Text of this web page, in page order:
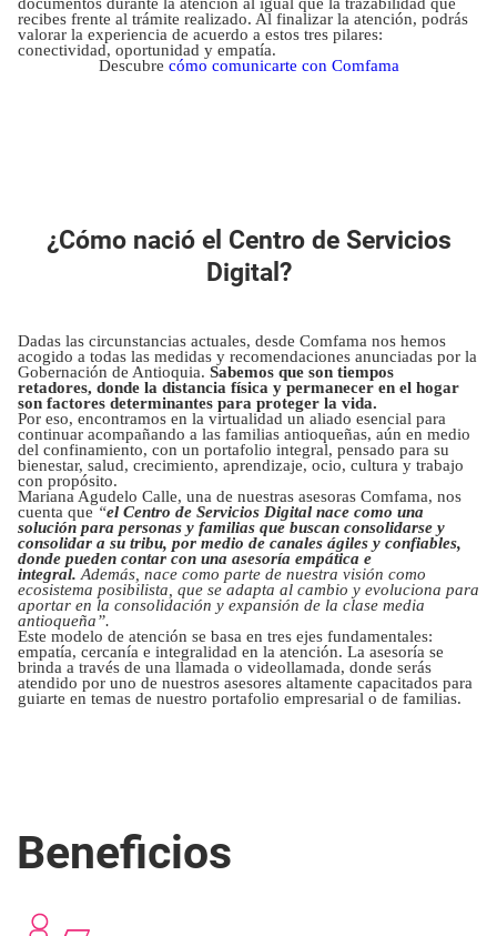
recibes frente al trámite realizado. Al finalizar la atención, podrás
valorar la experiencia de acuerdo a estos tres pilares:
conectividad, oportunidad y empatía.
Descubre cómo comunicarte con Comfama
¿Cómo nació el Centro de Servicios
Digital?
Dadas las circunstancias actuales, desde Comfama nos hemos
acogido a todas las medidas y recomendaciones anunciadas por la
Gobernación de Antioquia. Sabemos que son tiempos
retadores, donde la distancia física y permanecer en el hogar
son factores determinantes para proteger la vida.
Por eso, encontramos en la virtualidad un aliado esencial para
continuar acompañando a las familias antioqueñas, aún en medio
del confinamiento, con un portafolio integral, pensado para su
bienestar, salud, crecimiento, aprendizaje, ocio, cultura y trabajo
con propósito.
Mariana Agudelo Calle, una de nuestras asesoras Comfama, nos
cuenta que “el Centro de Servicios Digital nace como una
solución para personas y familias que buscan consolidarse y
consolidar a su tribu, por medio de canales ágiles y confiables,
donde pueden contar con una asesoría empática e
integral. Además, nace como parte de nuestra visión como
ecosistema posibilista, que se adapta al cambio y evoluciona para
aportar en la consolidación y expansión de la clase media
antioqueña”.
Este modelo de atención se basa en tres ejes fundamentales:
empatía, cercanía e integralidad en la atención. La asesoría se
brinda a través de una llamada o videollamada, donde serás
atendido por uno de nuestros asesores altamente capacitados para
guiarte en temas de nuestro portafolio empresarial o de familias.
Beneficios